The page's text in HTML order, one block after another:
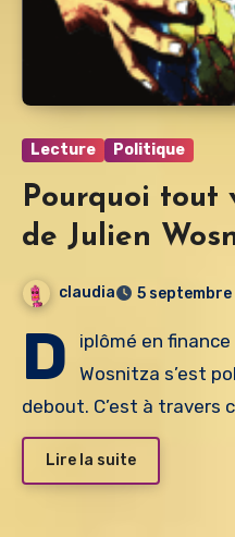
Lecture Politique
Pourquoi tout
de Julien
claudia 5
D
iplômé en
Wosnitza s’est
debout. C’est à travers
Lire la suite